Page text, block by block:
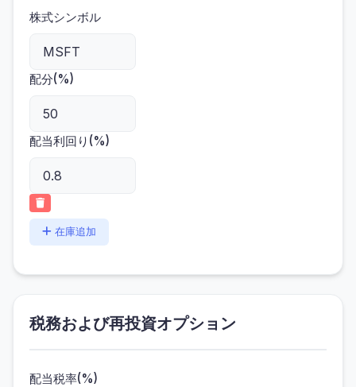
株式シンボル
配分(%)
配当利回り(%)
在庫追加
税務および再投資オプション
配当税率(%)